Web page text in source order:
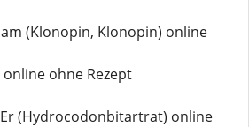
(Klonopin, Klonopin) online
ohne Rezept
(Hydrocodonbitartrat) online